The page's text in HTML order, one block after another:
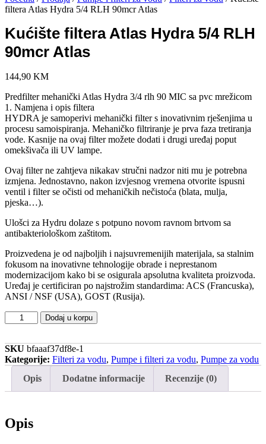
filtera Atlas Hydra 5/4 RLH 90mcr Atlas
Kućište filtera Atlas Hydra 5/4 RLH
90mcr Atlas
144,90 KM
Predfilter mehanički Atlas Hydra 3/4 rlh 90 MIC sa pvc mrežicom
1. Namjena i opis filtera
HYDRA je samoperivi mehanički filter s inovativnim rješenjima u
procesu samoispiranja. Mehaničko filtriranje je prva faza tretiranja
vode. Kasnije na ovaj filter možete dodati i drugi uređaj poput
omekšivača ili UV lampe.
Ovaj filter ne zahtjeva nikakav stručni nadzor niti mu je potrebna
izmjena. Jednostavno, nakon izvjesnog vremena otvorite ispusni
ventil i filter se očisti od mehaničkih nečistoća (blata, mulja,
pjeska…).
Ulošci za Hydru dolaze s potpuno novom ravnom brtvom sa
antibakteriološkom zaštitom.
Proizvedena je od najboljih i najsuvremenijih materijala, sa stalnim
fokusom na inovativne tehnologije obrade i neprestanom
modernizacijom kako bi se osigurala apsolutna kvaliteta proizvoda.
Uređaj je certificiran po najstrožim standardima: ACS (Francuska),
ANSI / NSF (USA), GOST (Rusija).
Kućište
filtera
Hydra
5/4
RLH
90mcr
Atlas
Dodaj u korpu
SKU bfaaaf37df8e-1
Kategorije: Filteri za vodu, Pumpe i filteri za vodu, Pumpe za vodu
Opis
Dodatne informacije Recenzije (0)
Opis